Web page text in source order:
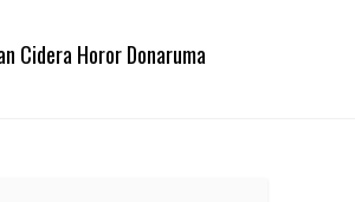
Cidera Horor Donaruma